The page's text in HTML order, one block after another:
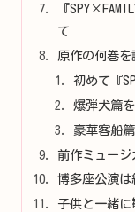
『
て
原作の何巻を
初めて『
爆弾犬篇
豪華客船
前作ミュージ
博多座公演は
子供と一緒に